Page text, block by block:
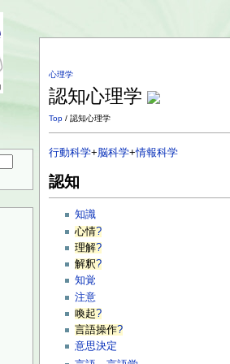
心理学
認知心理学
Top / 認知心理学
行動科学+脳科学+情報科学
認知
知識
心情?
理解?
解釈?
知覚
注意
喚起?
言語操作?
意思決定